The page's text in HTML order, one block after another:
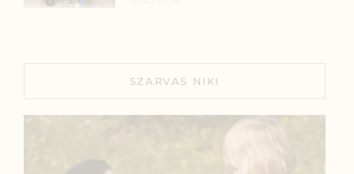
SZARVAS NIKI